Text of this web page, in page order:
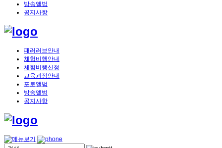
방송앨범
공지사항
패러러브안내
체험비행안내
체험비행신청
교육과정안내
포토앨범
방송앨범
공지사항